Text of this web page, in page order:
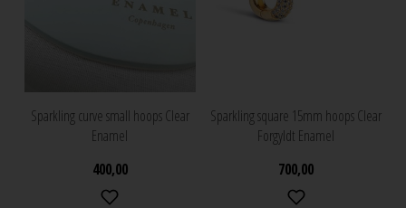
Sparkling curve small hoops Clear
Enamel
400,00
Sparkling square 15mm hoops Clear
Forgyldt Enamel
700,00